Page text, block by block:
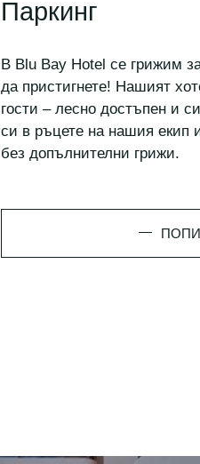
Blu
Паркинг
В Blu Bay Hotel се грижим
да пристигнете! Нашият
гости – лесно достъпен и
си в ръцете на нашия екип
без допълнителни грижи.